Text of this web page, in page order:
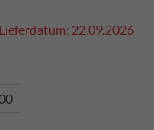
22.09.2026